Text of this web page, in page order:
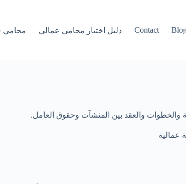
Contact دليل اختيار محامي عمالي محامي
والخطوات والعقد بين المنشآت وحقوق العامل.
عمالية